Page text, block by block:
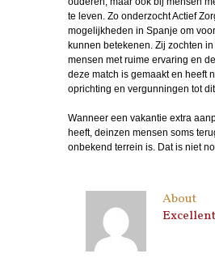
te leven. Zo onderzocht Actief
mogelijkheden in Spanje om
kunnen betekenen. Zij zochten
mensen met ruime ervaring en
deze match is gemaakt en heeft
oprichting en vergunningen tot
Wanneer een vakantie extra
heeft, deinzen mensen soms
onbekend terrein is. Dat is niet
About